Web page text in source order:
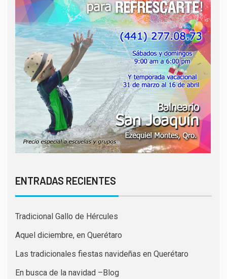
ENTRADAS RECIENTES
Tradicional Gallo de Hércules
Aquel diciembre, en Querétaro
Las tradicionales fiestas navideñas en Querétaro
En busca de la navidad –Blog